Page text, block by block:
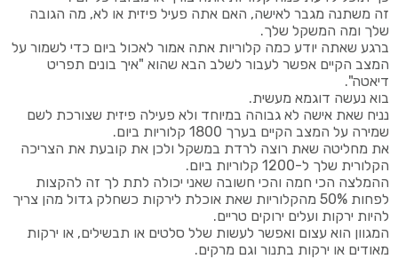
זה משתנה מגבר לאישה, האם אתה פעיל פיזית או לא, מה הגובה
שלך ומה המשקל שלך.
ברגע שאתה יודע כמה קלוריות אתה אמור לאכול ביום כדי לשמור על
המצב הקיים אפשר לעבור לשלב הבא שהוא "איך בונים תפריט
דיאטה".
בוא נעשה דוגמא מעשית.
נניח שאת אישה לא גבוהה במיוחד ולא פעילה פיזית שצורכת לשם
שמירה על המצב הקיים בערך 1800 קלוריות ביום.
את מחליטה שאת רוצה לרדת במשקל ולכן את קובעת את הצריכה
הקלורית שלך ל-1200 קלוריות ביום.
ההמלצה הכי חמה והכי חשובה שאני יכולה לתת לך זה להקצות
לפחות 50% מהקלוריות שאת אוכלת לירקות כשחלק גדול מהן צריך
להיות ירקות ועלים ירוקים טריים.
המגוון הוא עצום ואפשר לעשות שלל סלטים או תבשילים, או ירקות
מאודים או ירקות בתנור וגם מרקים.